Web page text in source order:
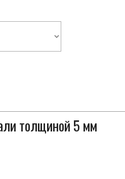
толщиной 5 мм